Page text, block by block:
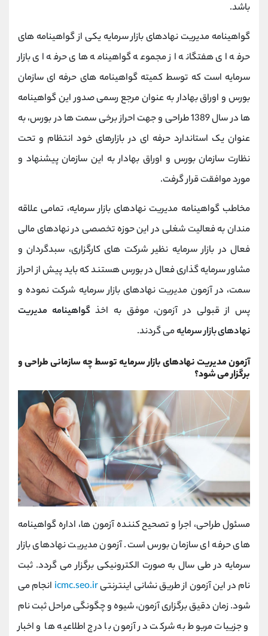
باشد.
گواهینامه مدیریت نهادهای بازار سرمایه یکی از گواهینامه های
حرفه ای هفتگانه از مجموعه گواهینامه های حرفه ای بازار
سرمایه است که توسط کمیته گواهینامه های حرفه ای سازمان
بورس و اوراق بهادار به عنوان مرجع رسمی صدور این گواهینامه
ها در سال 1389 طراحی و جهت احراز برخی سمت ها در بورس، به
عنوان یک استاندارد حرفه ای در بازارهای خود انتظام و تحت
نظارت سازمان بورس و اوراق بهادار به این سازمان پیشنهاد و
مورد موافقت قرار گرفت.
مخاطب گواهینامه مدیریت نهادهای بازار سرمایه، تمامی علاقه
مندان به فعالیت شغلی در این حوزه تخصصی در نهادهای مالی
فعال در بازار سرمایه نظیر شرکت های کارگزاری، سبدگردان و
مشاور سرمایه گذاری فعال در بورس هستند که باید پیش از احراز
سمت، در آزمون مدیریت نهادهای بازار سرمایه شرکت نموده و
پس از قبولی در آزمون، موفق به اخذگواهینامه مدیریت
نهادهای بازار سرمایهمی گردند.
آزمون مدیریت نهادهای بازار سرمایه توسط چه سازمانی طراحی و
برگزار می شود؟
مسئول طراحی، اجرا و تصحیح کننده آزمون ها، اداره گواهینامه
های حرفه ای سازمان بورس است. آزمون مدیریت نهادهای بازار
سرمایه در طی سال به صورت الکترونیکی برگزار می گردد. ثبت
نام در این آزمون از طریق نشانی اینترنتیicmc.seo.ir انجام می
شود. زمان دقیق برگزاری آزمون، شیوه و چگونگی مراحل ثبت نام
و جزییات مربوط به شرکت در آزمون با درج اطلاعیه ها و اخبار